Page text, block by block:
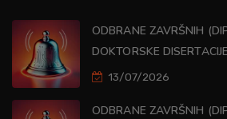
ODBRANE ZAVRŠNIH
DOKTORSKE DISERTACIJE
13/07/2026
ODBRANE ZAVRŠNIH